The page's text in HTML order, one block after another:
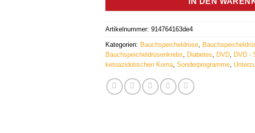
Artikelnummer: 914764163de4
Kategorien: Bauchspeicheldrüse
Bauchspeicheldrüsenkrebs
Diabetes DVD DVD -
ketoazidotischen Koma Sonderprogramme